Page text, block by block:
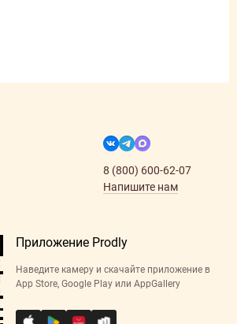
8 (800) 600-62-07
Напишите нам
Приложение Prodly
Наведите камеру и скачайте приложение в
App Store, Google Play или AppGallery